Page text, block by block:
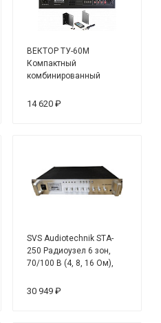
ВЕКТОР ТУ-60М
Компактный
комбинированный
14 620 ₽
SVS Audiotechnik STA-
250 Радиоузел 6 зон,
70/100 В (4, 8, 16 Ом),
Вт
30 949 ₽